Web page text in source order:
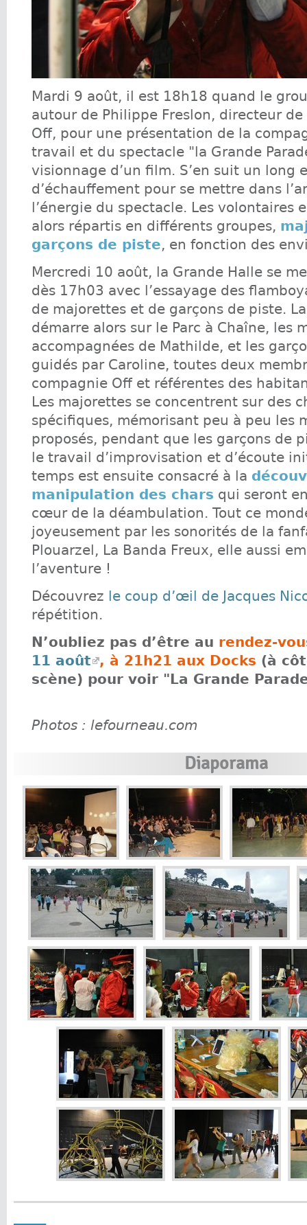
Mardi 9 août, il est 18h18 quand le
autour de Philippe Freslon, directeur
Off, pour une présentation de la
travail et du spectacle "la Grande
visionnage d’un film. S’en suit un long
d’échauffement pour se mettre dans
l’énergie du spectacle. Les volontaires
alors répartis en différents groupes,
garçons de piste, en fonction des
Mercredi 10 août, la Grande Halle se
dès 17h03 avec l’essayage des
de majorettes et de garçons de piste.
démarre alors sur le Parc à Chaîne, les
accompagnées de Mathilde, et les
guidés par Caroline, toutes deux
compagnie Off et référentes des
Les majorettes se concentrent sur des
spécifiques, mémorisant peu à peu les
proposés, pendant que les garçons de
le travail d’improvisation et d’écoute
temps est ensuite consacré à la
manipulation des chars qui seront
cœur de la déambulation. Tout ce
joyeusement par les sonorités de la
Plouarzel, La Banda Freux, elle aussi
l’aventure !
Découvrez le coup d’œil de Jacques
répétition.
N’oubliez pas d’être au rendez-
11 août
, à 21h21 aux Docks (à
scène) pour voir "La Grande
Photos : lefourneau.com
Diaporama